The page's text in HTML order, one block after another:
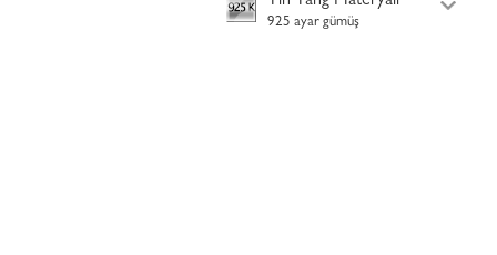
925 ayar gümüş